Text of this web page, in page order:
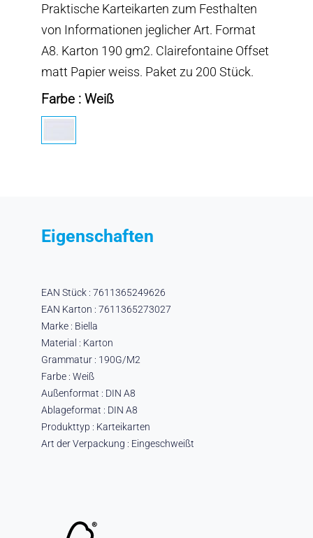
Praktische Karteikarten zum Festhalten
von Informationen jeglicher Art. Format
A8. Karton 190 gm2. Clairefontaine Offset
matt Papier weiss. Paket zu 200 Stück.
Farbe : Weiß
Eigenschaften
EAN Stück : 7611365249626
EAN Karton : 7611365273027
Marke : Biella
Material : Karton
Grammatur : 190G/M2
Farbe : Weiß
Außenformat : DIN A8
Ablageformat : DIN A8
Produkttyp : Karteikarten
Art der Verpackung : Eingeschweißt